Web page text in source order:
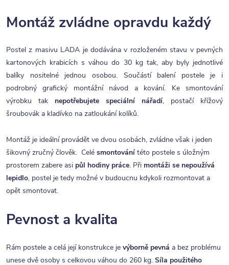
Montáž zvládne opravdu každý
Postel z masivu LADA je dodávána v rozloženém stavu v pevných
kartonových krabicích s váhou do 30 kg tak, aby byly jednotlivé
balíky nositelné jednou osobou. Součástí balení postele je i
podrobný grafický montážní návod a kování. Ke smontování
výrobku tak nepotřebujete speciální nářadí, postačí křížový
šroubovák a kladívko na zatloukání kolíků.
Montáž je ideální provádět ve dvou osobách, zvládne však i jeden
šikovný zručný člověk. Celé smontování této postele s úložným
prostorem zabere asi půl hodiny práce. Při montáži se nepoužívá
lepidlo, postel je tedy možné v budoucnu kdykoli rozmontovat a
opět smontovat.
Pevnost a kvalita
Rám postele a celá její konstrukce je výborně pevná a bez problému
unese dvě osoby s celkovou váhou do 260 kg. Síla použitého